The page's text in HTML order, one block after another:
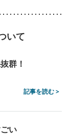
いて
群！
記事を読む >
い